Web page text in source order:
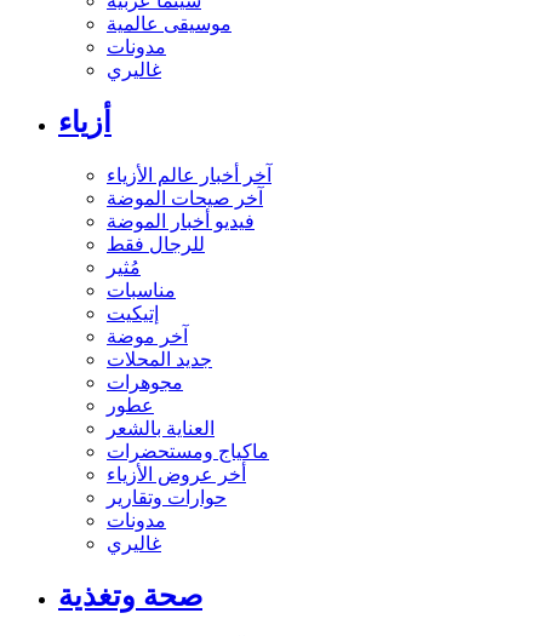
موسيقى عالمية
مدونات
غاليري
أزياء
آخر أخبار عالم الأزياء
آخر صيحات الموضة
فيديو أخبار الموضة
للرجال فقط
مُثير
مناسبات
إتيكيت
آخر موضة
جديد المحلات
مجوهرات
عطور
العناية بالشعر
ماكياج ومستحضرات
أخر عروض الأزياء
حوارات وتقارير
مدونات
غاليري
صحة وتغذية